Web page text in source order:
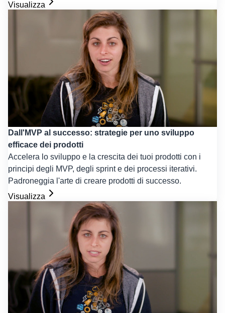
Visualizza
Dall'MVP al successo: strategie per uno sviluppo
efficace dei prodotti
Accelera lo sviluppo e la crescita dei tuoi prodotti con i
principi degli MVP, degli sprint e dei processi iterativi.
Padroneggia l'arte di creare prodotti di successo.
Visualizza